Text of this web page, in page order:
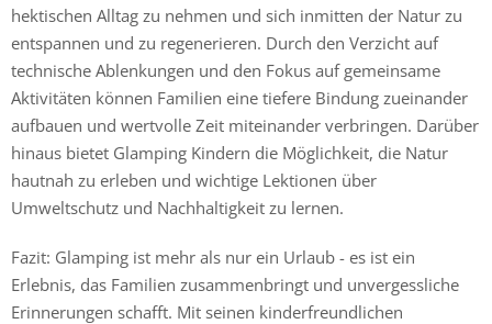
hektischen Alltag zu nehmen und sich inmitten der Natur zu
entspannen und zu regenerieren. Durch den Verzicht auf
technische Ablenkungen und den Fokus auf gemeinsame
Aktivitäten können Familien eine tiefere Bindung zueinander
aufbauen und wertvolle Zeit miteinander verbringen. Darüber
hinaus bietet Glamping Kindern die Möglichkeit, die Natur
hautnah zu erleben und wichtige Lektionen über
Umweltschutz und Nachhaltigkeit zu lernen.
Fazit: Glamping ist mehr als nur ein Urlaub - es ist ein
Erlebnis, das Familien zusammenbringt und unvergessliche
Erinnerungen schafft. Mit seinen kinderfreundlichen